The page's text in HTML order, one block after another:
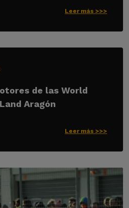
Leer más >>>
de las World
Aragón
Leer más >>>